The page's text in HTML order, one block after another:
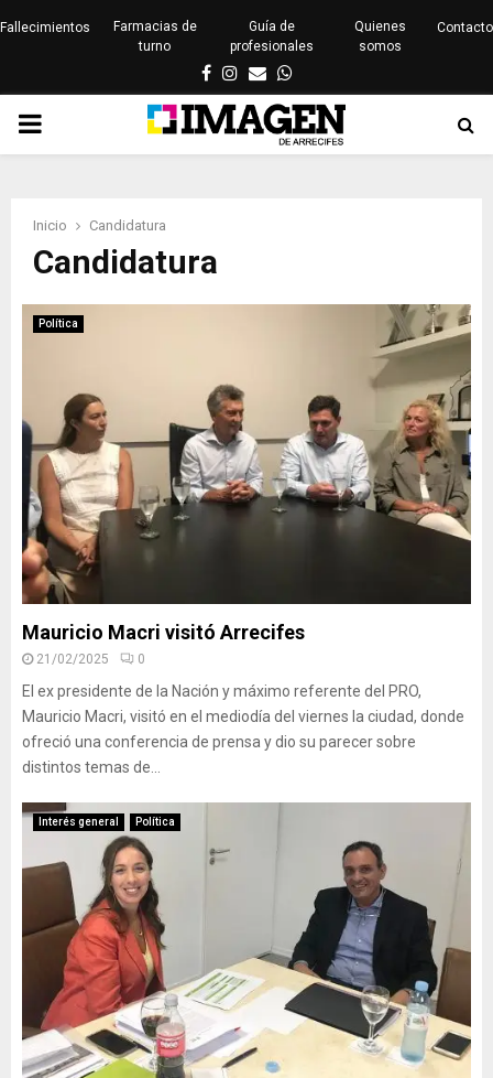
Fallecimientos
Farmacias de
turno
Guía de
profesionales
Quienes
somos
Contacto
Facebook
Instagram
EmailWhatsapp
PRIMARY
Inicio Candidatura
Candidatura
Política
Mauricio Macri visitó Arrecifes
21/02/2025 0
El ex presidente de la Nación y máximo referente del PRO,
Mauricio Macri, visitó en el mediodía del viernes la ciudad, donde
ofreció una conferencia de prensa y dio su parecer sobre
distintos temas de...
Interés general Política